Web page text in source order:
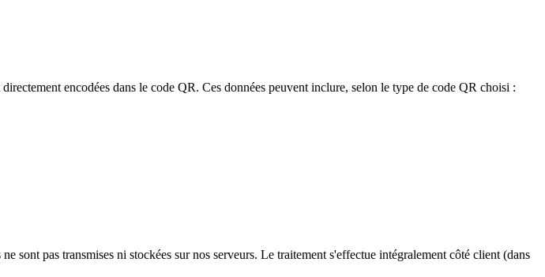
encodées dans le code QR. Ces données peuvent inclure, selon le type de code QR choisi :
sont pas transmises ni stockées sur nos serveurs. Le traitement s'effectue intégralement côté client (dans